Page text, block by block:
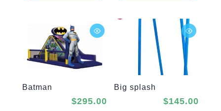
Batman
$295.00
Big splash
$145.00